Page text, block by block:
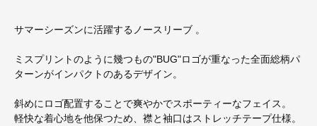
サマーシーズンに活躍するノースリーブ 。
ミスプリントのように幾つもの"BUG"ロゴが重なった全面総柄パ
ターンがインパクトのあるデザイン。
斜めにロゴ配置することで爽やかでスポーティーなフェイス。
軽快な着心地を他保つため、襟と袖口はストレッチテープ仕様。